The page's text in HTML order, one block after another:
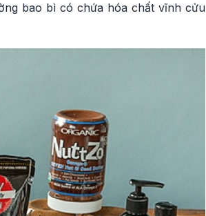
bao bì có chứa hóa chất vĩnh cửu